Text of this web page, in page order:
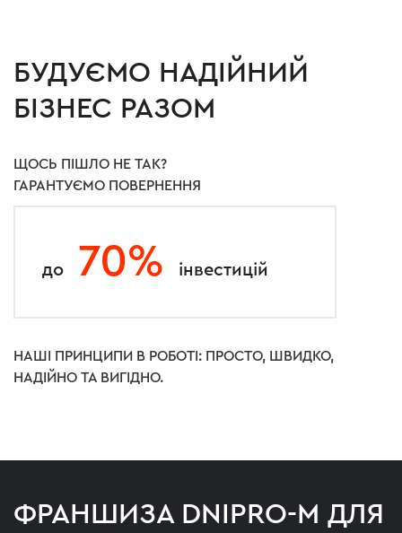
БУДУЄМО НАДІЙНИЙ
БІЗНЕС РАЗОМ
ЩОСЬ ПІШЛО НЕ ТАК?
ГАРАНТУЄМО ПОВЕРНЕННЯ
до 70% інвестицій
НАШІ ПРИНЦИПИ В РОБОТІ: ПРОСТО, ШВИДКО,
НАДІЙНО ТА ВИГІДНО.
ФРАНШИЗА DNIPRO-M ДЛЯ